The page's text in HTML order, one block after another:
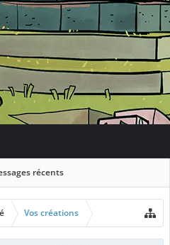
récents
Vos créations